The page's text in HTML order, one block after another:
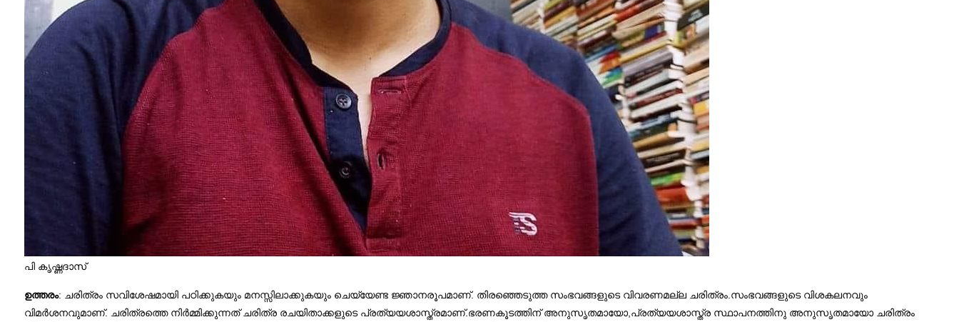
പി കൃഷ്ണദാസ്
ഉത്തരം: ചരിത്രം സവിശേഷമായി പഠിക്കുകയും മനസ്സിലാക്കുകയും ചെയ്യേണ്ട ജ്ഞാനരൂപമാണ്‌. തിരഞ്ഞെടുത്ത സംഭവങ്ങളുടെ വിവരണമല്ല ചരിത്രം.സംഭവങ്ങളുടെ വിശകലനവും
വിമര്‍ശനവുമാണ്. ചരിത്രത്തെ നിര്‍മ്മിക്കുന്നത് ചരിത്ര രചയിതാക്കളുടെ പ്രത്യയശാസ്ത്രമാണ്.ഭരണകൂടത്തിന് അനുസൃതമായോ,പ്രത്യയശാസ്ത്ര സ്ഥാപനത്തിനു അനുസൃതമായോ ചരിത്രം